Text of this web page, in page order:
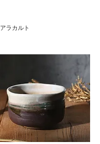
アラカルト